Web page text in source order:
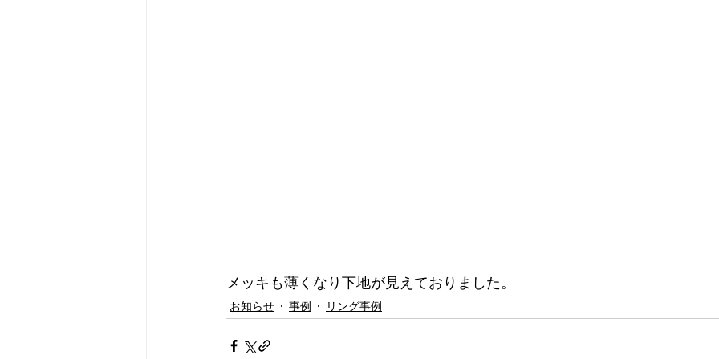
メッキも薄くなり下地が見えておりました。
お知らせ 事例 リング事例